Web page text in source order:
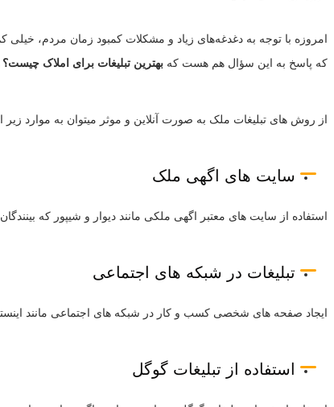
امروزه با توجه به دغدغه‌های زیاد و مشکلات کمبود زمان مردم،
که پاسخ به این سؤال هم هست که بهترین تبلیغات برای املاک چیست؟
از روش های تبلیغات ملک به صورت آنلاین و موثر میتوان به موارد زیر
سایت های اگهی ملک
استفاده از سایت های معتبر اگهی ملکی مانند دیوار و شیپور که
تبلیغات در شبکه های اجتماعی
ایجاد صفحه های شخصی کسب و کار در شبکه های اجتماعی مانند
استفاده از تبلیغات گوگل